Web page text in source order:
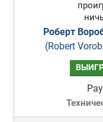
Роберт
(Robert